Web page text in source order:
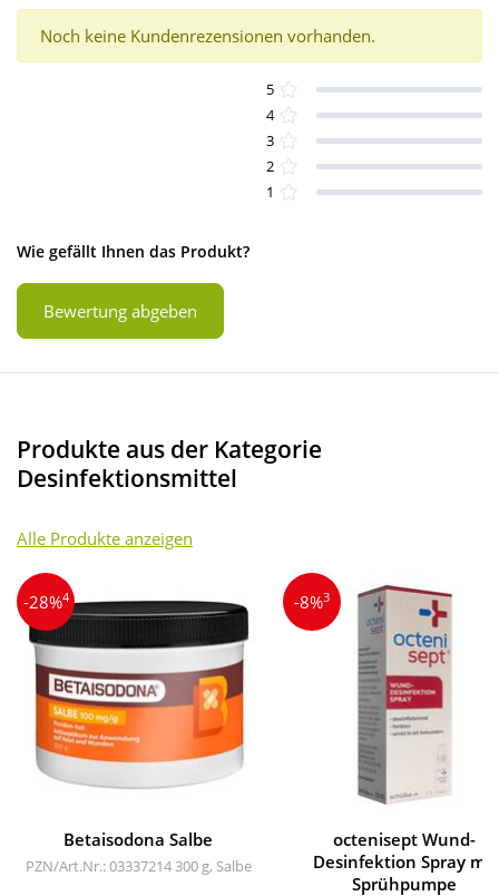
Noch keine Kundenrezensionen vorhanden.
5
4
3
2
1
Wie gefällt Ihnen das Produkt?
Bewertung abgeben
Produkte aus der Kategorie
Desinfektionsmittel
Alle Produkte anzeigen
-28%4
Betaisodona Salbe
PZN/Art.Nr.: 03337214 300 g, Salbe
-8%3
octenisept Wund-
Desinfektion Spray mit
Sprühpumpe